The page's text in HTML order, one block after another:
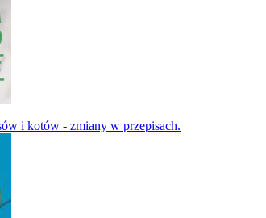
i kotów - zmiany w przepisach.